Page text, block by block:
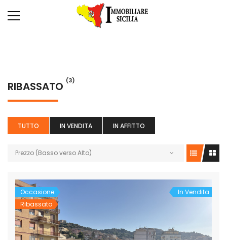
RIBASSATO (3)
TUTTO IN VENDITA IN AFFITTO
Prezzo (Basso verso Alto)
Occasione
Ribassato
In Vendita